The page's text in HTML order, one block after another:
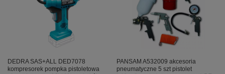
DEDRA SAS+ALL DED7078
kompresorek pompka pistoletowa
PANSAM A532009 akcesoria
pneumatyczne 5 szt pistolet